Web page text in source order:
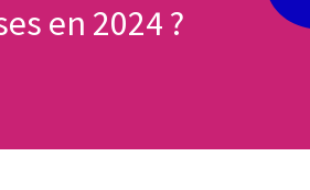
en 2024 ?